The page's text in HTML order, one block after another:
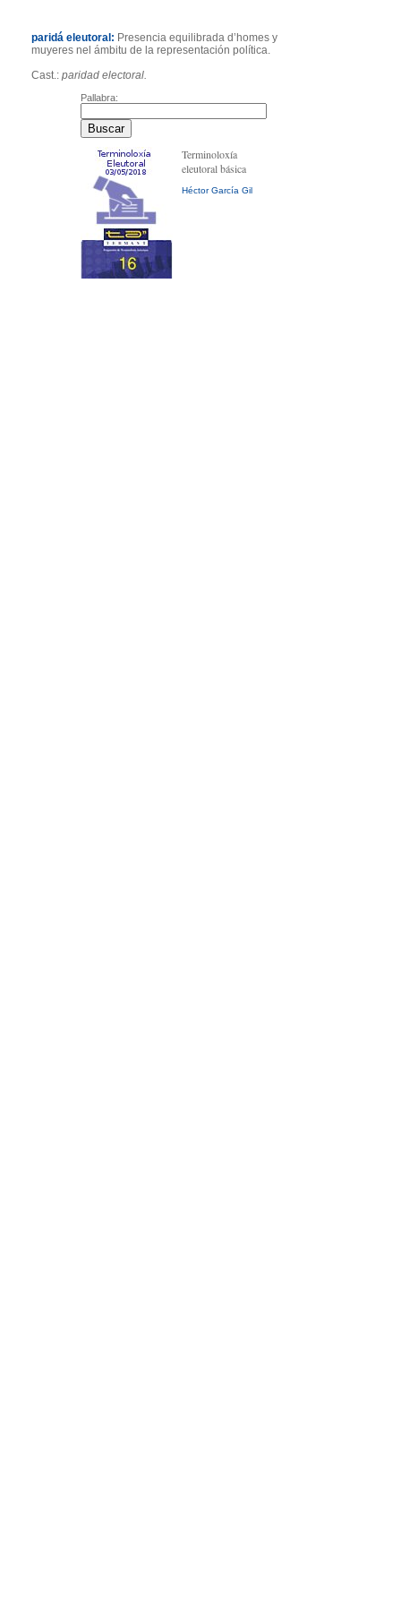
paridá eleutoral: Presencia equilibrada d’homes y
muyeres nel ámbitu de la representación política.
Cast.: paridad electoral.
Pallabra:
Terminoloxía
eleutoral básica
Héctor García Gil